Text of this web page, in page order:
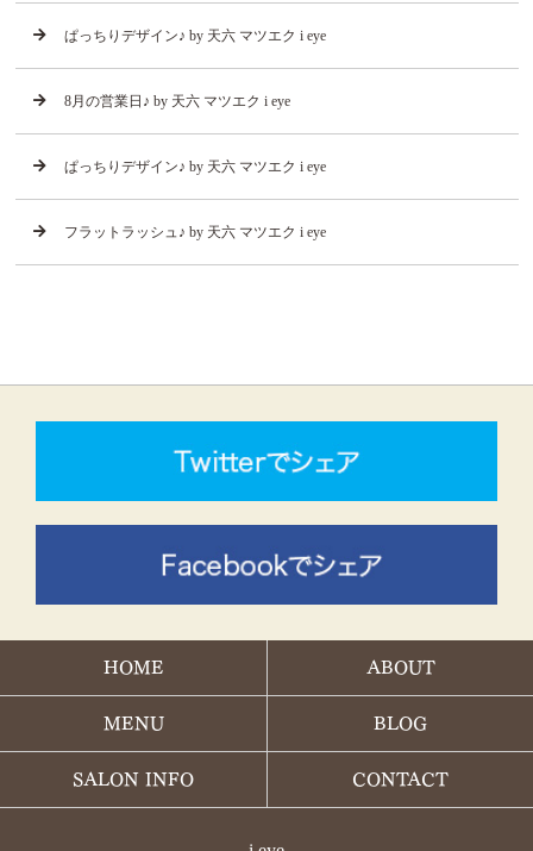
ぱっちりデザイン♪ by 天六 マツエク i eye
8月の営業日♪ by 天六 マツエク i eye
ぱっちりデザイン♪ by 天六 マツエク i eye
フラットラッシュ♪ by 天六 マツエク i eye
HOME ABOUT
MENU BLOG
SALON INFO CONTACT